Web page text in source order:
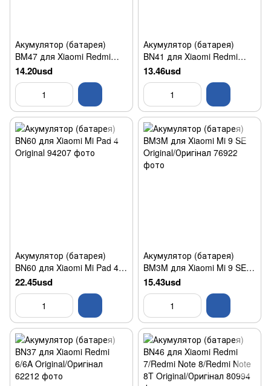
Акумулятор (батарея)
BM47 для Xiaomi Redmi
3/Redmi 3S/Redmi 3X/Redmi
4X Original/Оригінал
14.20usd
Акумулятор (батарея)
BN41 для Xiaomi Redmi
Note 4 Original/Оригінал
13.46usd
Акумулятор (батарея)
BN60 для Xiaomi Mi Pad 4
Original
22.45usd
Акумулятор (батарея)
BM3M для Xiaomi Mi 9 SE
Original/Оригінал
15.43usd